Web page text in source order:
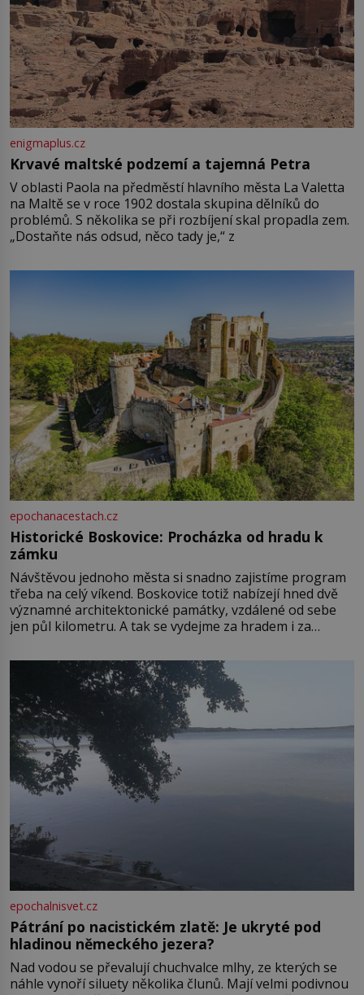
enigmaplus.cz
Krvavé maltské podzemí a tajemná Petra
V oblasti Paola na předměstí hlavního města La Valetta
na Maltě se v roce 1902 dostala skupina dělníků do
problémů. S několika se při rozbíjení skal propadla zem.
„Dostaňte nás odsud, něco tady je,“ z
epochanacestach.cz
Historické Boskovice: Procházka od hradu k
zámku
Návštěvou jednoho města si snadno zajistíme program
třeba na celý víkend. Boskovice totiž nabízejí hned dvě
významné architektonické památky, vzdálené od sebe
jen půl kilometru. A tak se vydejme za hradem i za
Boskovice na okraji Drahanské vrchoviny vznikla někdy
ve13. století, a už v roce 1313 kronikáři zaznamenali
epochalnisvet.cz
Pátrání po nacistickém zlatě: Je ukryté pod
hladinou německého jezera?
Nad vodou se převalují chuchvalce mlhy, ze kterých se
náhle vynoří siluety několika člunů. Mají velmi podivnou